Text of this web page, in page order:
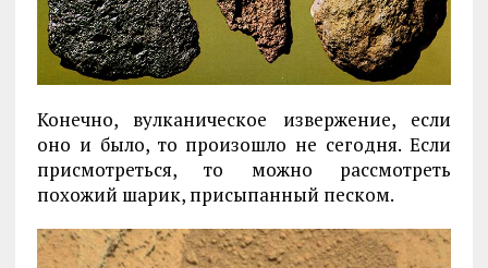
Конечно, вулканическое извержение, если
оно и было, то произошло не сегодня. Если
присмотреться, то можно рассмотреть
похожий шарик, присыпанный песком.